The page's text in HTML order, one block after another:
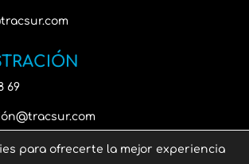
69
para ofrecerte la mejor experiencia